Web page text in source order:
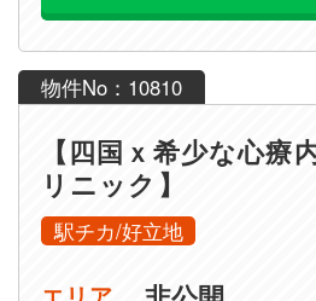
物件No：10810
【四国ｘ希少な心療
リニック】
駅チカ/好立地